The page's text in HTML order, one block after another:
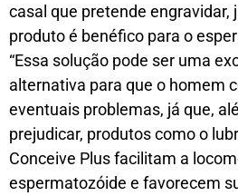
casal que pretende engravidar,
produto é benéfico para o
“Essa solução pode ser uma
alternativa para que o homem
eventuais problemas, já que,
prejudicar, produtos como o
Conceive Plus facilitam a
espermatozóide e favorecem